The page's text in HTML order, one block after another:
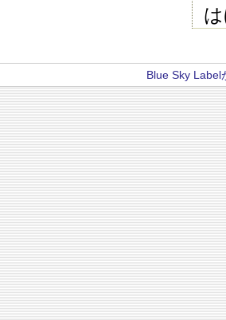
Blue Sky Label